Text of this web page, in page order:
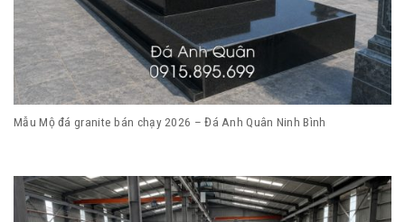
Mẫu Mộ đá granite bán chạy 2026 – Đá Anh Quân Ninh Bình